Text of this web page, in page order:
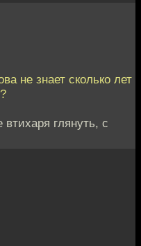
не знает сколько лет
глянуть, с